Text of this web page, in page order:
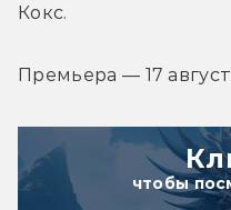
Кокс.
Премьера — 17
чтобы